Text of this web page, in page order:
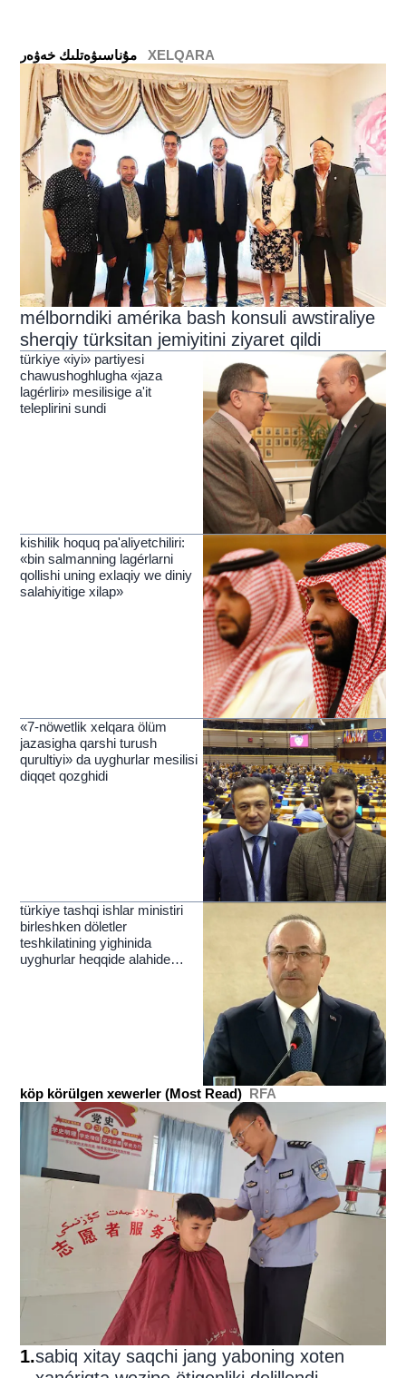
XELQARA
mélborndiki amérika bash konsuli awstiraliye
sherqiy türksitan jemiyitini ziyaret qildi
türkiye «iyi» partiyesi
chawushoghlugha «jaza
lagérliri» mesilisige a'it
teleplirini sundi
kishilik hoquq pa'aliyetchiliri:
«bin salmanning lagérlarni
qollishi uning exlaqiy we diniy
salahiyitige xilap»
«7-nöwetlik xelqara ölüm
jazasigha qarshi turush
qurultiyi» da uyghurlar mesilisi
diqqet qozghidi
türkiye tashqi ishlar ministiri
birleshken döletler
teshkilatining yighinida
uyghurlar heqqide alahide
köp körülgen xewerler (Most Read) RFA
1.sabiq xitay saqchi jang yaboning xoten